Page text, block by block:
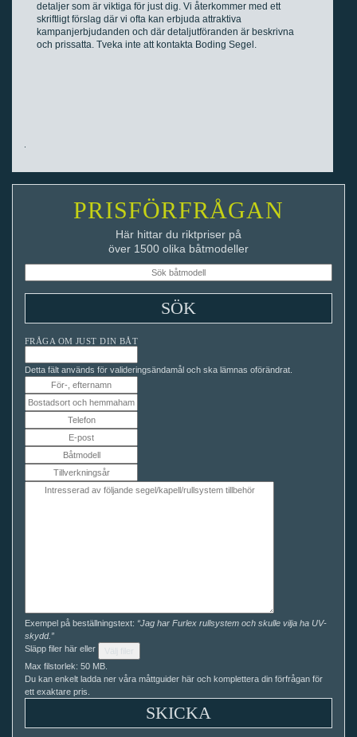
detaljer som är viktiga för just dig. Vi återkommer med ett
skriftligt förslag där vi ofta kan erbjuda attraktiva
kampanjerbjudanden och där detaljutföranden är beskrivna
och prissatta. Tveka inte att kontakta Boding Segel.
PRISFÖRFRÅGAN
Här hittar du riktpriser på
över 1500 olika båtmodeller
FRÅGA OM JUST DIN BÅT
Detta fält används för valideringsändamål och ska lämnas oförändrat.
Exempel på beställningstext: “Jag har Furlex rullsystem och skulle vilja ha UV-
skydd.”
Släpp filer här eller
Max filstorlek: 50 MB.
Du kan enkelt ladda ner våra måttguider här och komplettera din förfrågan för
ett exaktare pris.